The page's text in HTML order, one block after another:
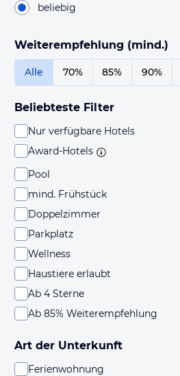
beliebig
Weiterempfehlung (mind.)
Alle 70% 85% 90%
Beliebteste Filter
Nur verfügbare Hotels
Award-Hotels
Pool
mind. Frühstück
Doppelzimmer
Parkplatz
Wellness
Haustiere erlaubt
Ab 4 Sterne
Ab 85% Weiterempfehlung
Art der Unterkunft
Ferienwohnung